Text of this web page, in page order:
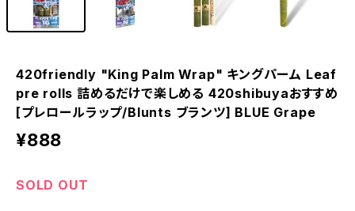
420friendly "King Palm Wrap" キングパーム Leaf
pre rolls 詰めるだけで楽しめる 420shibuyaおすすめ
[プレロールラップ/Blunts ブランツ] BLUE Grape
¥888
SOLD OUT